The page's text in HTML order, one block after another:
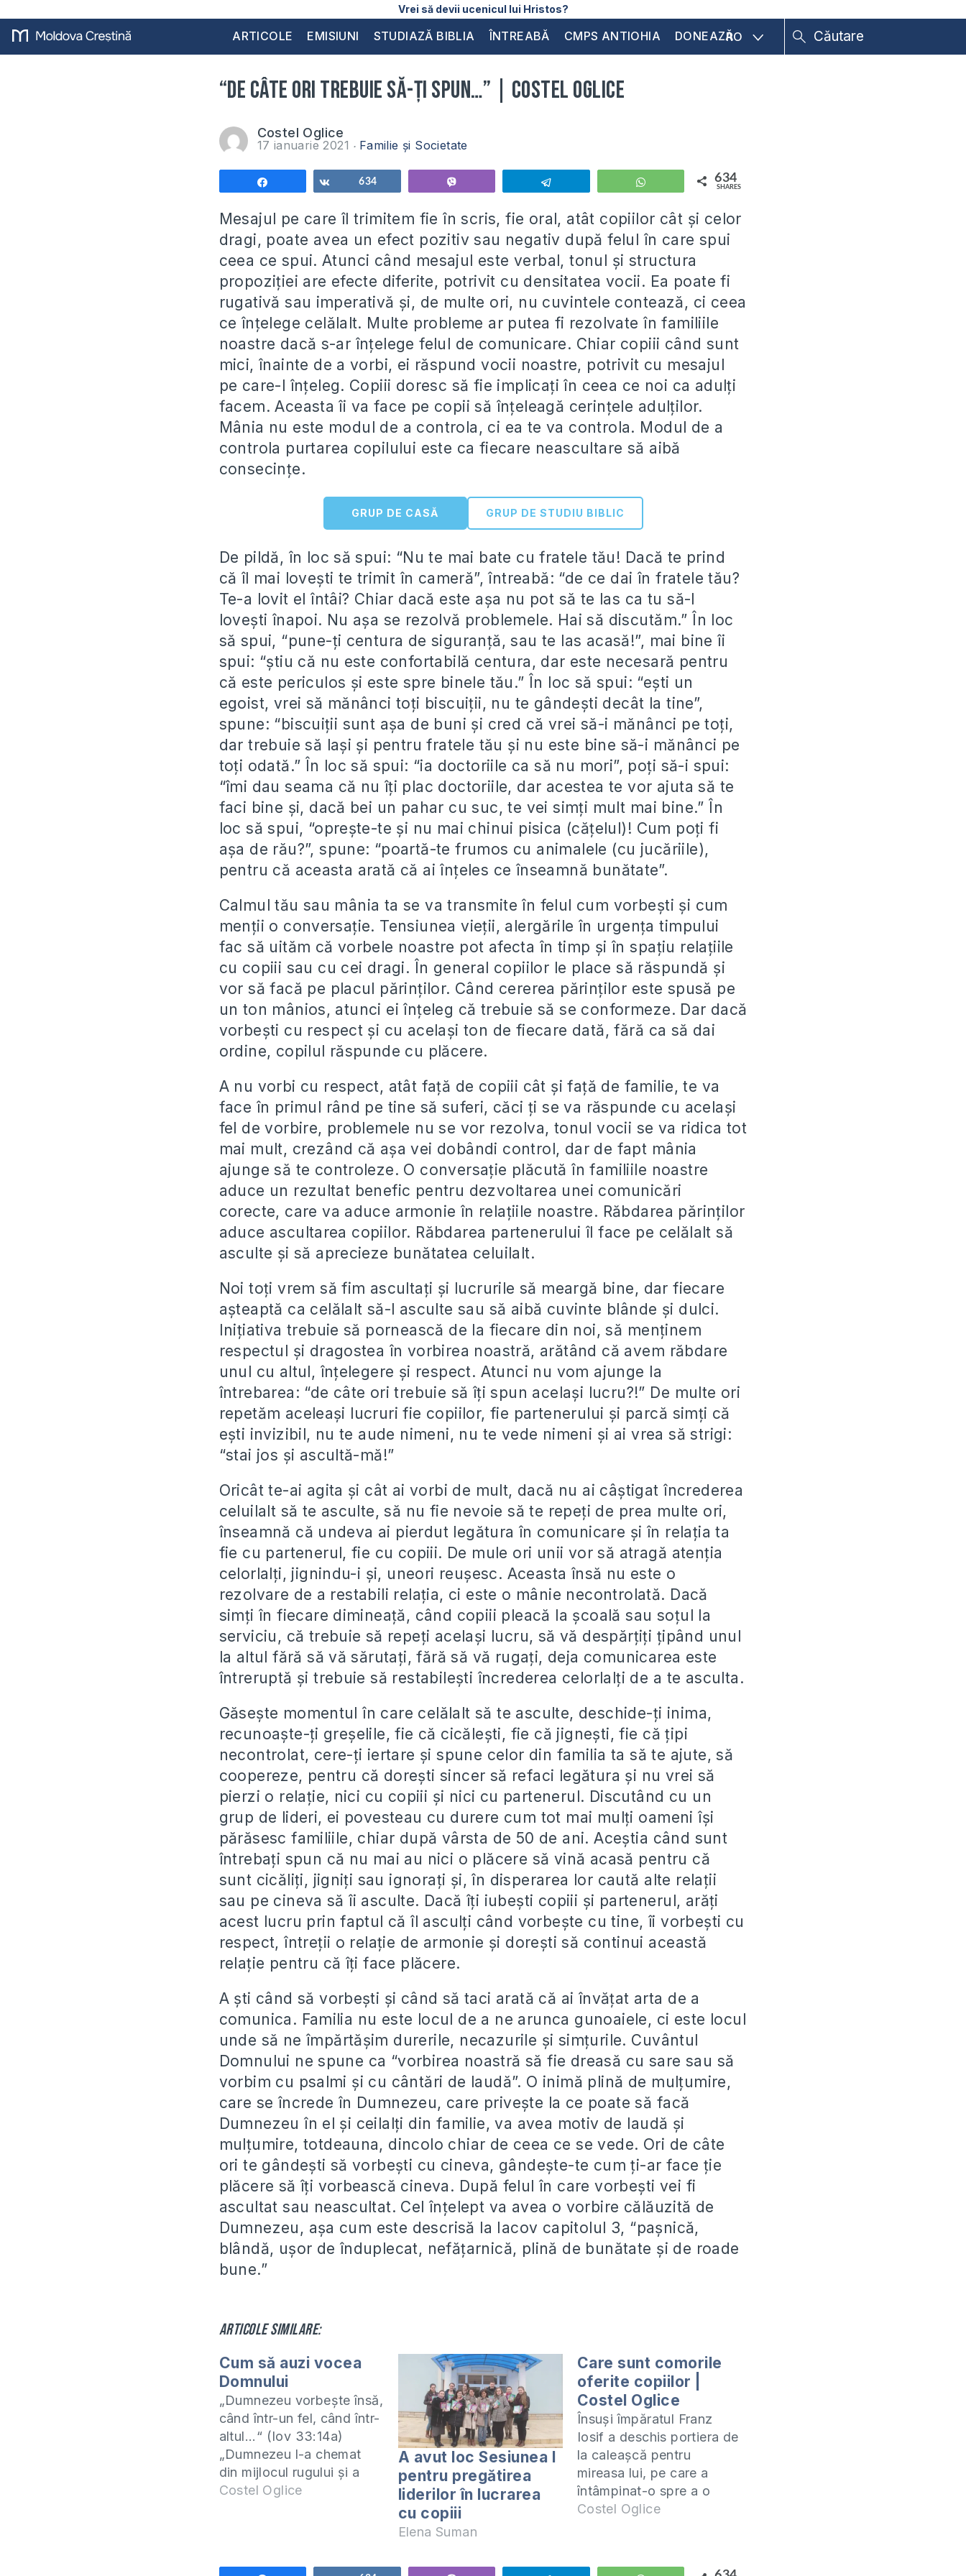
Vrei să devii ucenicul lui Hristos?
ARTICOLE EMISIUNI STUDIAZĂ BIBLIA ÎNTREABĂ CMPS ANTIOHIA DONEAZĂRO
“De câte ori trebuie să-ţi spun…” | Costel Oglice
Costel Oglice
17 ianuarie 2021 Familie și Societate
Share634 WhatsApp 634
SHARES
Mesajul pe care îl trimitem fie în scris, fie oral, atât copiilor cât şi celor
dragi, poate avea un efect pozitiv sau negativ după felul în care spui
ceea ce spui. Atunci când mesajul este verbal, tonul şi structura
propoziţiei are efecte diferite, potrivit cu densitatea vocii. Ea poate fi
rugativă sau imperativă şi, de multe ori, nu cuvintele contează, ci ceea
ce înţelege celălalt. Multe probleme ar putea fi rezolvate în familiile
noastre dacă s-ar înţelege felul de comunicare. Chiar copiii când sunt
mici, înainte de a vorbi, ei răspund vocii noastre, potrivit cu mesajul
pe care-l înţeleg. Copiii doresc să fie implicaţi în ceea ce noi ca adulţi
facem. Aceasta îi va face pe copii să înţeleagă cerinţele adulţilor.
Mânia nu este modul de a controla, ci ea te va controla. Modul de a
controla purtarea copilului este ca fiecare neascultare să aibă
consecinţe.
GRUP DE CASĂ GRUP DE STUDIU BIBLIC
De pildă, în loc să spui: “Nu te mai bate cu fratele tău! Dacă te prind
că îl mai loveşti te trimit în cameră”, întreabă: “de ce dai în fratele tău?
Te-a lovit el întâi? Chiar dacă este aşa nu pot să te las ca tu să-l
loveşti înapoi. Nu aşa se rezolvă problemele. Hai să discutăm.” În loc
să spui, “pune-ţi centura de siguranţă, sau te las acasă!”, mai bine îi
spui: “ştiu că nu este confortabilă centura, dar este necesară pentru
că este periculos şi este spre binele tău.” În loc să spui: “eşti un
egoist, vrei să mănânci toţi biscuiţii, nu te gândeşti decât la tine”,
spune: “biscuiţii sunt aşa de buni şi cred că vrei să-i mănânci pe toţi,
dar trebuie să laşi şi pentru fratele tău şi nu este bine să-i mănânci pe
toţi odată.” În loc să spui: “ia doctoriile ca să nu mori”, poţi să-i spui:
“îmi dau seama că nu îţi plac doctoriile, dar acestea te vor ajuta să te
faci bine şi, dacă bei un pahar cu suc, te vei simţi mult mai bine.” În
loc să spui, “opreşte-te şi nu mai chinui pisica (căţelul)! Cum poţi fi
aşa de rău?”, spune: “poartă-te frumos cu animalele (cu jucăriile),
pentru că aceasta arată că ai înţeles ce înseamnă bunătate”.
Calmul tău sau mânia ta se va transmite în felul cum vorbeşti şi cum
menţii o conversaţie. Tensiunea vieţii, alergările în urgenţa timpului
fac să uităm că vorbele noastre pot afecta în timp şi în spaţiu relaţiile
cu copiii sau cu cei dragi. În general copiilor le place să răspundă şi
vor să facă pe placul părinţilor. Când cererea părinţilor este spusă pe
un ton mânios, atunci ei înţeleg că trebuie să se conformeze. Dar dacă
vorbeşti cu respect şi cu acelaşi ton de fiecare dată, fără ca să dai
ordine, copilul răspunde cu plăcere.
A nu vorbi cu respect, atât faţă de copiii cât şi faţă de familie, te va
face în primul rând pe tine să suferi, căci ţi se va răspunde cu acelaşi
fel de vorbire, problemele nu se vor rezolva, tonul vocii se va ridica tot
mai mult, crezând că aşa vei dobândi control, dar de fapt mânia
ajunge să te controleze. O conversaţie plăcută în familiile noastre
aduce un rezultat benefic pentru dezvoltarea unei comunicări
corecte, care va aduce armonie în relaţiile noastre. Răbdarea părinţilor
aduce ascultarea copiilor. Răbdarea partenerului îl face pe celălalt să
asculte şi să aprecieze bunătatea celuilalt.
Noi toţi vrem să fim ascultaţi şi lucrurile să meargă bine, dar fiecare
aşteaptă ca celălalt să-l asculte sau să aibă cuvinte blânde şi dulci.
Iniţiativa trebuie să pornească de la fiecare din noi, să menţinem
respectul şi dragostea în vorbirea noastră, arătând că avem răbdare
unul cu altul, înţelegere şi respect. Atunci nu vom ajunge la
întrebarea: “de câte ori trebuie să îţi spun acelaşi lucru?!” De multe ori
repetăm aceleaşi lucruri fie copiilor, fie partenerului şi parcă simţi că
eşti invizibil, nu te aude nimeni, nu te vede nimeni şi ai vrea să strigi:
“stai jos şi ascultă-mă!”
Oricât te-ai agita şi cât ai vorbi de mult, dacă nu ai câştigat încrederea
celuilalt să te asculte, să nu fie nevoie să te repeţi de prea multe ori,
înseamnă că undeva ai pierdut legătura în comunicare şi în relaţia ta
fie cu partenerul, fie cu copiii. De mule ori unii vor să atragă atenţia
celorlalţi, jignindu-i şi, uneori reuşesc. Aceasta însă nu este o
rezolvare de a restabili relaţia, ci este o mânie necontrolată. Dacă
simţi în fiecare dimineaţă, când copiii pleacă la şcoală sau soţul la
serviciu, că trebuie să repeţi acelaşi lucru, să vă despărţiţi ţipând unul
la altul fără să vă sărutaţi, fără să vă rugaţi, deja comunicarea este
întreruptă şi trebuie să restabileşti încrederea celorlalţi de a te asculta.
Găseşte momentul în care celălalt să te asculte, deschide-ţi inima,
recunoaşte-ţi greşelile, fie că cicăleşti, fie că jigneşti, fie că ţipi
necontrolat, cere-ţi iertare şi spune celor din familia ta să te ajute, să
coopereze, pentru că doreşti sincer să refaci legătura şi nu vrei să
pierzi o relaţie, nici cu copiii şi nici cu partenerul. Discutând cu un
grup de lideri, ei povesteau cu durere cum tot mai mulţi oameni îşi
părăsesc familiile, chiar după vârsta de 50 de ani. Aceştia când sunt
întrebaţi spun că nu mai au nici o plăcere să vină acasă pentru că
sunt cicăliţi, jigniţi sau ignoraţi şi, în disperarea lor caută alte relaţii
sau pe cineva să îi asculte. Dacă îţi iubeşti copiii şi partenerul, arăţi
acest lucru prin faptul că îl asculţi când vorbeşte cu tine, îi vorbeşti cu
respect, întreţii o relaţie de armonie şi doreşti să continui această
relaţie pentru că îţi face plăcere.
A şti când să vorbeşti şi când să taci arată că ai învăţat arta de a
comunica. Familia nu este locul de a ne arunca gunoaiele, ci este locul
unde să ne împărtăşim durerile, necazurile şi simţurile. Cuvântul
Domnului ne spune ca “vorbirea noastră să fie dreasă cu sare sau să
vorbim cu psalmi şi cu cântări de laudă”. O inimă plină de mulţumire,
care se încrede în Dumnezeu, care priveşte la ce poate să facă
Dumnezeu în el şi ceilalţi din familie, va avea motiv de laudă şi
mulţumire, totdeauna, dincolo chiar de ceea ce se vede. Ori de câte
ori te gândeşti să vorbeşti cu cineva, gândeşte-te cum ţi-ar face ţie
plăcere să îţi vorbească cineva. După felul în care vorbeşti vei fi
ascultat sau neascultat. Cel înţelept va avea o vorbire călăuzită de
Dumnezeu, aşa cum este descrisă la Iacov capitolul 3, “paşnică,
blândă, uşor de înduplecat, nefăţarnică, plină de bunătate şi de roade
bune.”
Articole similare:
Cum să auzi vocea
Domnului
„Dumnezeu vorbeşte însă,
când într-un fel, când într-
altul...“ (Iov 33:14a)
„Dumnezeu l-a chemat
din mijlocul rugului şi a
zis: «Moise! Moise!» El a
Costel Oglice
A avut loc Sesiunea I
pentru pregătirea
liderilor în lucrarea
cu copiii
Elena Suman
Care sunt comorile
oferite copiilor |
Costel Oglice
Însuşi împăratul Franz
Iosif a deschis portiera de
la caleaşcă pentru
mireasa lui, pe care a
întâmpinat-o spre a o
conduce în magnifica
Costel Oglice